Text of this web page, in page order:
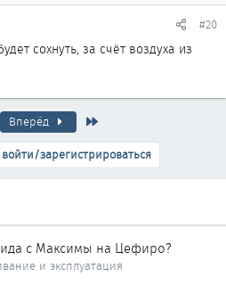
#20
сохнуть, за счёт воздуха из
Вперёд
зарегистрироваться
с Максимы на Цефиро?
и эксплуатация